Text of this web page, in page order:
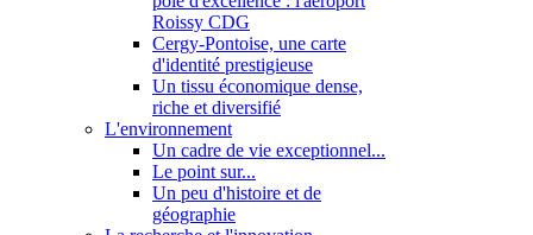
Roissy CDG
Cergy-Pontoise, une carte
d'identité prestigieuse
Un tissu économique dense,
riche et diversifié
L'environnement
Un cadre de vie exceptionnel...
Le point sur...
Un peu d'histoire et de
géographie